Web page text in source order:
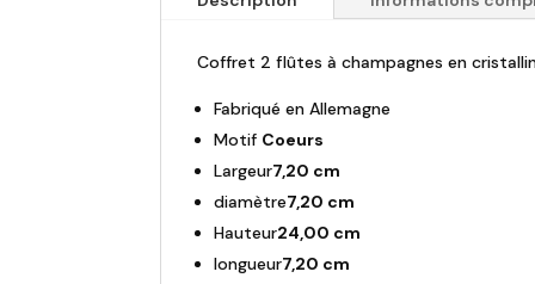
Coffret 2 flûtes à champagnes en
Fabriqué en Allemagne
Motif Coeurs
Largeur7,20 cm
diamètre7,20 cm
Hauteur24,00 cm
longueur7,20 cm